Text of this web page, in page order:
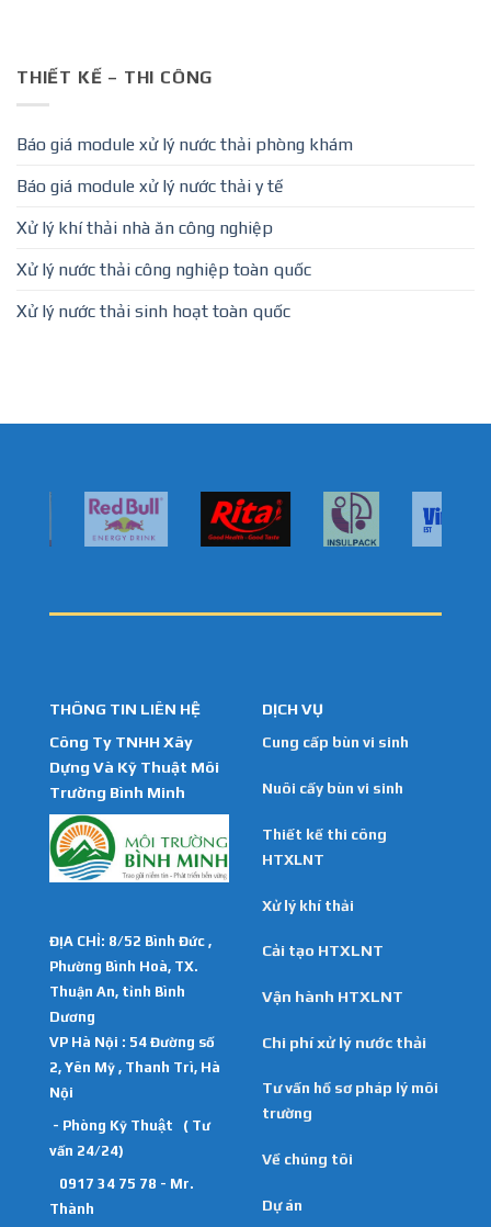
THIẾT KẾ – THI CÔNG
Báo giá module xử lý nước thải phòng khám
Báo giá module xử lý nước thải y tế
Xử lý khí thải nhà ăn công nghiệp
Xử lý nước thải công nghiệp toàn quốc
Xử lý nước thải sinh hoạt toàn quốc
THÔNG TIN LIÊN HỆ
Công Ty TNHH Xây
Dựng Và Kỹ Thuật Môi
Trường Bình Minh
ĐỊA CHỈ: 8/52 Bình Đức ,
Phường Bình Hoà, TX.
Thuận An, tỉnh Bình
Dương
VP Hà Nội : 54 Đường số
2, Yên Mỹ , Thanh Trì, Hà
Nội
- Phòng Kỹ Thuật ( Tư
vấn 24/24)
0917 34 75 78 - Mr.
Thành
DỊCH VỤ
Cung cấp bùn vi sinh
Nuôi cấy bùn vi sinh
Thiết kế thi công
HTXLNT
Xử lý khí thải
Cải tạo HTXLNT
Vận hành HTXLNT
Chi phí xử lý nước thải
Tư vấn hồ sơ pháp lý môi
trường
Về chúng tôi
Dự án